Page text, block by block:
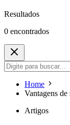
Resultados
0 encontrados
Home
Vantagens
Artigos